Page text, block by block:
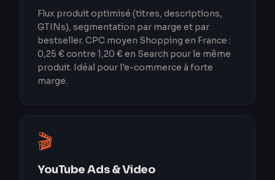
Flux produit optimisé (titres, descriptions,
GTINs), segmentation par marge et par
bestseller. CPC moyen Shopping en France :
0,25 € contre 1,20 € en Search pour le même
produit. Idéal pour l'e-commerce à forte
marge.
🎬
YouTube Ads & Video